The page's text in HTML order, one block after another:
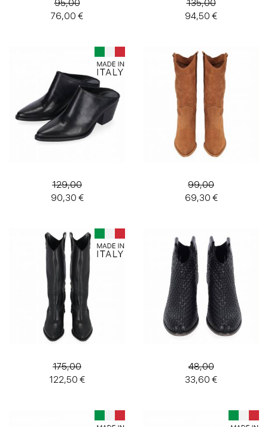
95,00
76,00 €
135,00
94,50 €
129,00
90,30 €
99,00
69,30 €
175,00
122,50 €
48,00
33,60 €